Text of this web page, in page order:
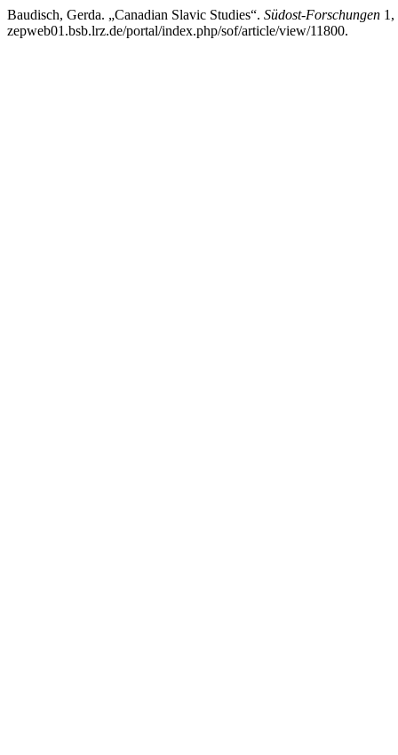
Baudisch, Gerda. „Canadian Slavic Studies“. Südost-Forschungen 1,
zepweb01.bsb.lrz.de/portal/index.php/sof/article/view/11800.